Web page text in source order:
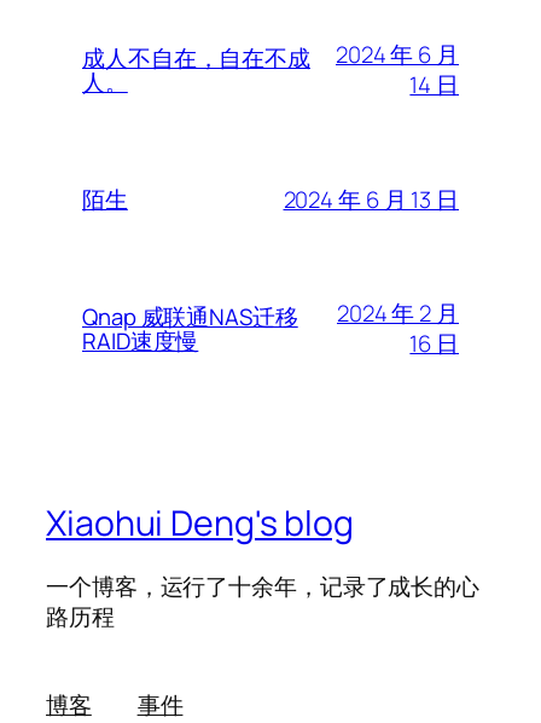
成人不自在，自在不成
人。
2024 年 6 月
14 日
陌生 2024 年 6 月 13 日
Qnap 威联通NAS迁移
RAID速度慢
2024 年 2 月
16 日
Xiaohui Deng's blog
一个博客，运行了十余年，记录了成长的心
路历程
博客
事件